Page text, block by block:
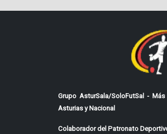
Grupo AsturSala/SoloFutSal -
Asturias y Nacional
Colaborador del Patronato